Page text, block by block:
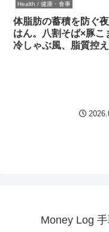
Health / 健康・食事
体脂肪の蓄積を防ぐ
はん。八割そば×豚こ
冷しゃぶ風、脂質控
Money Log